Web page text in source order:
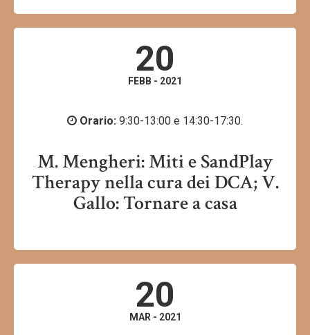
20
FEBB - 2021
Orario: 9:30-13:00 e 14:30-17:30.
M. Mengheri: Miti e SandPlay
Therapy nella cura dei DCA; V.
Gallo: Tornare a casa
20
MAR - 2021